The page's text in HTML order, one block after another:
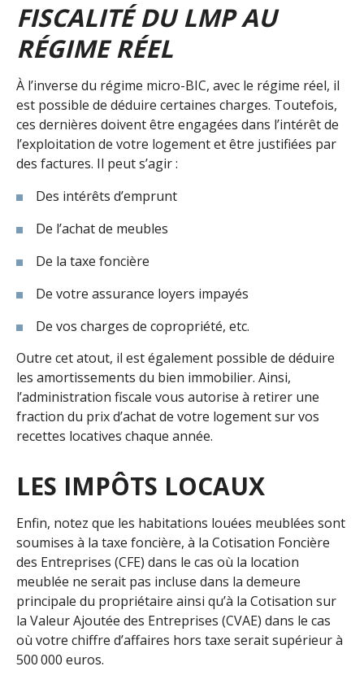
FISCALITÉ DU LMP AU
RÉGIME RÉEL
À l’inverse du régime micro-BIC, avec le régime réel, il
est possible de déduire certaines charges. Toutefois,
ces dernières doivent être engagées dans l’intérêt de
l’exploitation de votre logement et être justifiées par
des factures. Il peut s’agir :
Des intérêts d’emprunt
De l’achat de meubles
De la taxe foncière
De votre assurance loyers impayés
De vos charges de copropriété, etc.
Outre cet atout, il est également possible de déduire
les amortissements du bien immobilier. Ainsi,
l’administration fiscale vous autorise à retirer une
fraction du prix d’achat de votre logement sur vos
recettes locatives chaque année.
LES IMPÔTS LOCAUX
Enfin, notez que les habitations louées meublées sont
soumises à la taxe foncière, à la Cotisation Foncière
des Entreprises (CFE) dans le cas où la location
meublée ne serait pas incluse dans la demeure
principale du propriétaire ainsi qu’à la Cotisation sur
la Valeur Ajoutée des Entreprises (CVAE) dans le cas
où votre chiffre d’affaires hors taxe serait supérieur à
500 000 euros.